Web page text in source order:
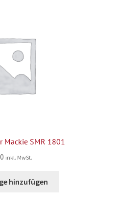
Mackie SMR 1801
inkl. MwSt.
hinzufügen